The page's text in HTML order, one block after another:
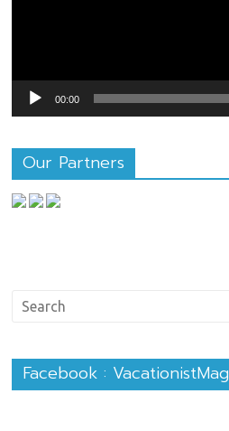
00:00
Our Partners
Facebook : VacationistMag